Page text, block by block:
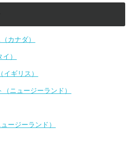
カナダ）
）
ギリス）
ニュージーランド）
ージーランド）